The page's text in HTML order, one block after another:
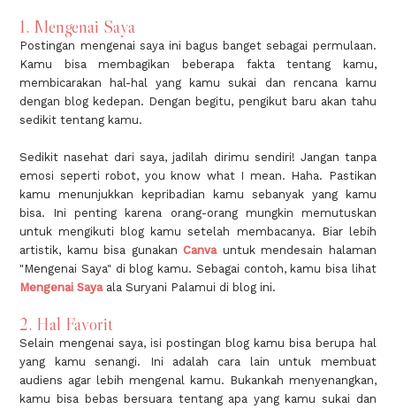
1. Mengenai Saya
Postingan mengenai saya ini bagus banget sebagai permulaan.
Kamu bisa membagikan beberapa fakta tentang kamu,
membicarakan hal-hal yang kamu sukai dan rencana kamu
dengan blog kedepan. Dengan begitu, pengikut baru akan tahu
sedikit tentang kamu.
Sedikit nasehat dari saya, jadilah dirimu sendiri! Jangan tanpa
emosi seperti robot, you know what I mean. Haha. Pastikan
kamu menunjukkan kepribadian kamu sebanyak yang kamu
bisa. Ini penting karena orang-orang mungkin memutuskan
untuk mengikuti blog kamu setelah membacanya. Biar lebih
artistik, kamu bisa gunakanCanvauntuk mendesain halaman
"Mengenai Saya" di blog kamu. Sebagai contoh, kamu bisa lihat
Mengenai Sayaala Suryani Palamui di blog ini.
2. Hal Favorit
Selain mengenai saya, isi postingan blog kamu bisa berupa hal
yang kamu senangi. Ini adalah cara lain untuk membuat
audiens agar lebih mengenal kamu. Bukankah menyenangkan,
kamu bisa bebas bersuara tentang apa yang kamu sukai dan